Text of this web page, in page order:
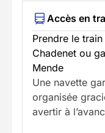
Accès en
Prendre le
Chadenet ou
Mende
Une navette
organisée
avertir à